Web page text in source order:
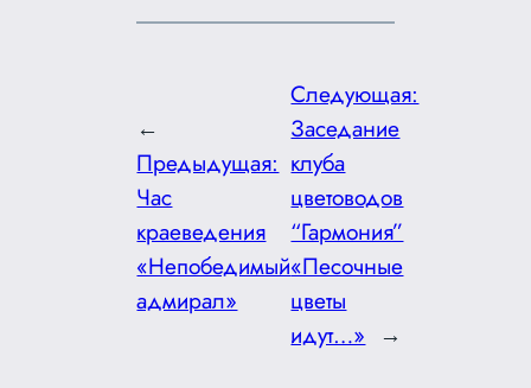
←
Предыдущая:
Час
краеведения
«Непобедимый
адмирал»
Следующая:
Заседание
клуба
цветоводов
“Гармония”
«Песочные
цветы
идут…» →